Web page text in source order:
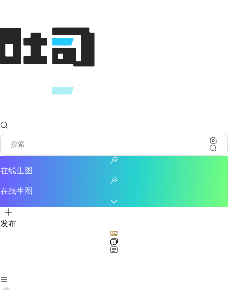
在线生图
在线生图
发布